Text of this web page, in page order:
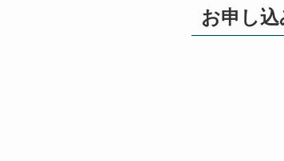
お申し